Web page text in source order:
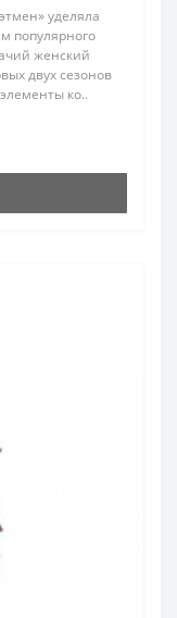
уделяла
популярного
женский
двух сезонов
ко..